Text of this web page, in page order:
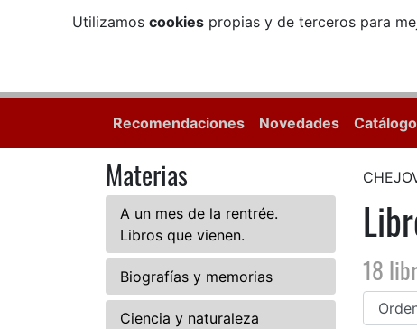
Utilizamos cookiespropias y de terceros para
Recomendaciones Novedades Catálogo
Materias
A un mes de la rentrée.
Libros que vienen.
Biografías y memorias
Ciencia y naturaleza
18